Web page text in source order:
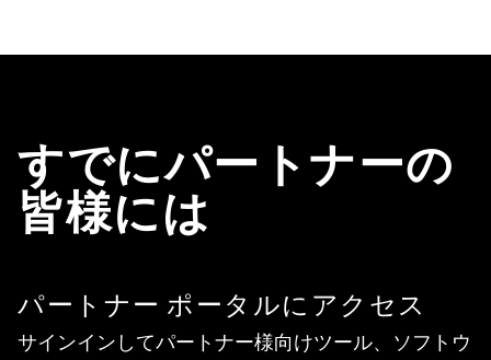
すでにパートナーの
皆様には
パートナー ポータルにアクセス
サインインしてパートナー様向けツール、ソフトウ